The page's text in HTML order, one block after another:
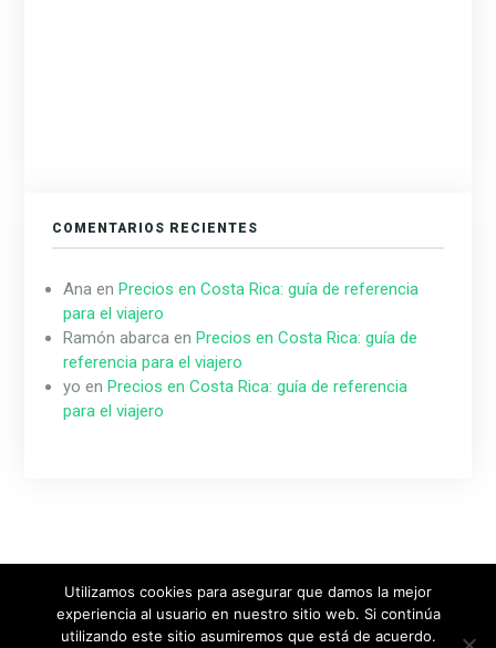
COMENTARIOS RECIENTES
Ana enPrecios en Costa Rica: guía de referencia
para el viajero
Ramón abarca enPrecios en Costa Rica: guía de
referencia para el viajero
yo enPrecios en Costa Rica: guía de referencia
para el viajero
Diseñado & Desarrollado por MeridianThemes
Utilizamos cookies para asegurar que damos la mejor
experiencia al usuario en nuestro sitio web. Si continúa
utilizando este sitio asumiremos que está de acuerdo.